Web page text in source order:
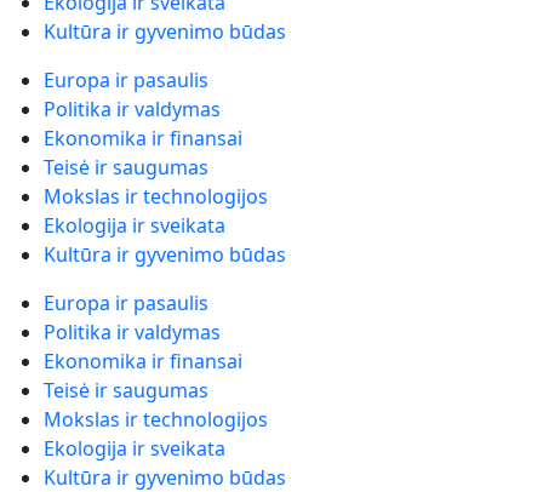
Kultūra ir gyvenimo būdas
Europa ir pasaulis
Politika ir valdymas
Ekonomika ir finansai
Teisė ir saugumas
Mokslas ir technologijos
Ekologija ir sveikata
Kultūra ir gyvenimo būdas
Europa ir pasaulis
Politika ir valdymas
Ekonomika ir finansai
Teisė ir saugumas
Mokslas ir technologijos
Ekologija ir sveikata
Kultūra ir gyvenimo būdas